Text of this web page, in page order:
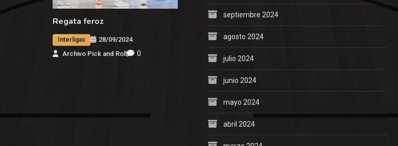
Regata feroz
Interligas
28/09/2024
Archivo Pick and Roll
0
septiembre 2024
agosto 2024
julio 2024
junio 2024
mayo 2024
abril 2024